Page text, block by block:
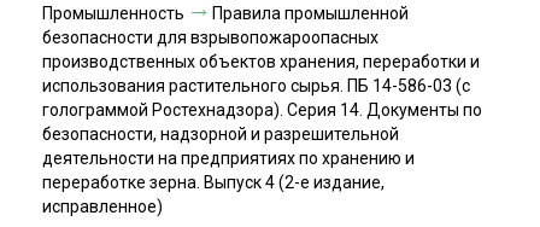
Условия оплаты
Контакты
Акции и скидки
Промышленность
Правила промышленной
безопасности для взрывопожароопасных
производственных объектов хранения, переработки и
использования растительного сырья. ПБ 14-586-03 (с
голограммой Ростехнадзора). Серия 14. Документы по
безопасности, надзорной и разрешительной
деятельности на предприятиях по хранению и
переработке зерна. Выпуск 4 (2-е издание,
исправленное)